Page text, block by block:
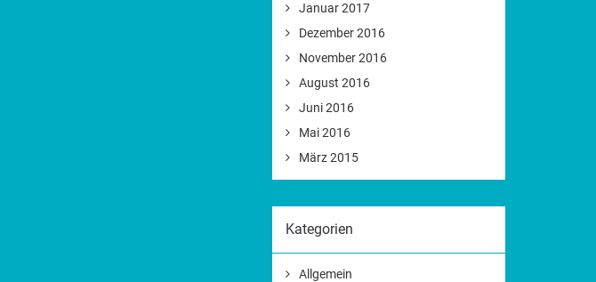
Januar 2017
Dezember 2016
November 2016
August 2016
Juni 2016
Mai 2016
März 2015
Kategorien
Allgemein